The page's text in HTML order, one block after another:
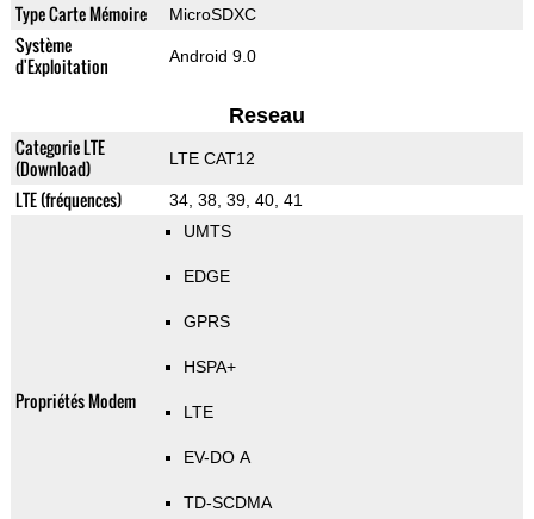
Type Carte Mémoire MicroSDXC
Système
d'Exploitation
Android 9.0
Reseau
Categorie LTE
(Download)
LTE CAT12
LTE (fréquences) 34, 38, 39, 40, 41
Propriétés Modem
UMTS
EDGE
GPRS
HSPA+
LTE
EV-DO A
TD-SCDMA